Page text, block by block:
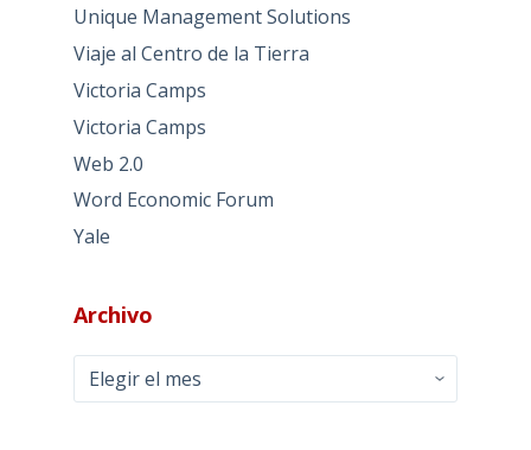
Unique Management Solutions
Viaje al Centro de la Tierra
Victoria Camps
Victoria Camps
Web 2.0
Word Economic Forum
Yale
Archivo
Archivo